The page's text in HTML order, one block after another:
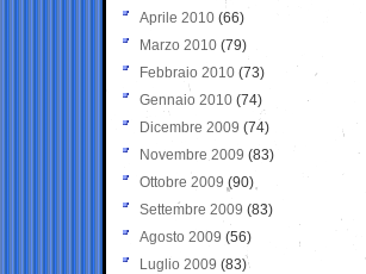
Aprile 2010 (66)
Marzo 2010 (79)
Febbraio 2010 (73)
Gennaio 2010 (74)
Dicembre 2009 (74)
Novembre 2009 (83)
Ottobre 2009 (90)
Settembre 2009 (83)
Agosto 2009 (56)
Luglio 2009 (83)